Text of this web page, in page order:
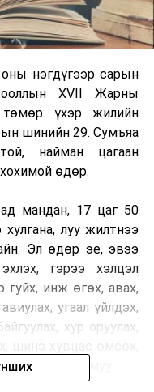
нэгдүгээр сарын
XVII Жарны
төмөр үхэр жилийн
шинийн 29. Сумъяа
найман цагаан
өдөр.
мандан, 17 цаг 50
луу жилтнээ
Эл өдөр эе, эвээ
гэрээ хэлцэл
гуйх, инж өгөх, авах,
угаал үйлдэх,
хур оруулах,
очиход муу.